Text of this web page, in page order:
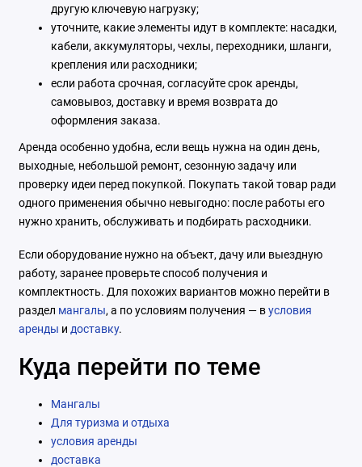
другую ключевую нагрузку;
уточните, какие элементы идут в комплекте: насадки,
кабели, аккумуляторы, чехлы, переходники, шланги,
крепления или расходники;
если работа срочная, согласуйте срок аренды,
самовывоз, доставку и время возврата до
оформления заказа.
Аренда особенно удобна, если вещь нужна на один день,
выходные, небольшой ремонт, сезонную задачу или
проверку идеи перед покупкой. Покупать такой товар ради
одного применения обычно невыгодно: после работы его
нужно хранить, обслуживать и подбирать расходники.
Если оборудование нужно на объект, дачу или выездную
работу, заранее проверьте способ получения и
комплектность. Для похожих вариантов можно перейти в
раздел мангалы, а по условиям получения — вусловия
аренды и доставку.
Куда перейти по теме
Мангалы
Для туризма и отдыха
условия аренды
доставка